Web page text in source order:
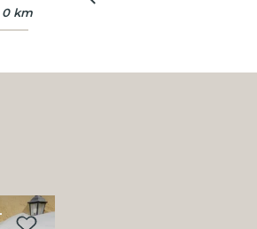
0 km